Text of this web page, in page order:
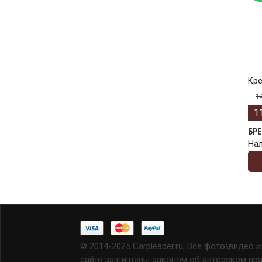
© 2014-2025 Carpleader.ru, Все фото\видео
сайте защищены законом об авторском